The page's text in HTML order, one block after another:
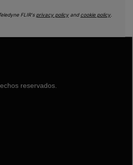
FLIR's privacy policyand cookie policy.
reservados.